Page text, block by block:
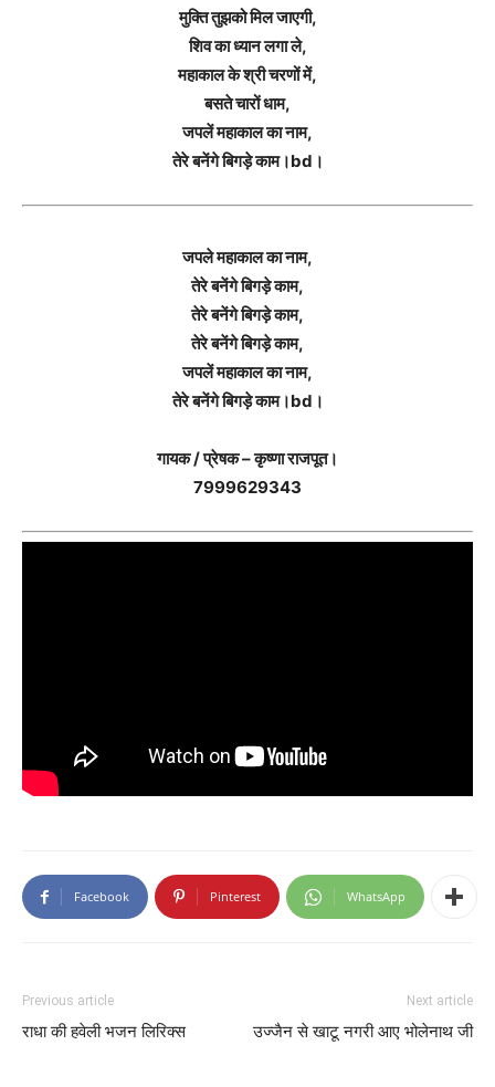
मुक्ति तुझको मिल जाएगी,
शिव का ध्यान लगा ले,
महाकाल के श्री चरणों में,
बसते चारों धाम,
जपलें महाकाल का नाम,
तेरे बनेंगे बिगड़े काम।bd।
जपले महाकाल का नाम,
तेरे बनेंगे बिगड़े काम,
तेरे बनेंगे बिगड़े काम,
तेरे बनेंगे बिगड़े काम,
जपलें महाकाल का नाम,
तेरे बनेंगे बिगड़े काम।bd।
गायक / प्रेषक – कृष्णा राजपूत।
7999629343
Facebook Pinterest WhatsApp
Previous article
राधा की हवेली भजन लिरिक्स
Next article
उज्जैन से खाटू नगरी आए भोलेनाथ जी